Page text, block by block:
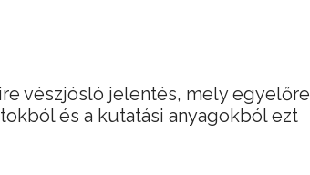
vészjósló jelentés, mely egyelőre
és a kutatási anyagokból ezt